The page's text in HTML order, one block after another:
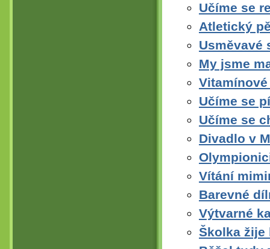
Učíme se
Atletický
Usměvavé
My jsme
Učíme se
Učíme se
Divadlo v
Vítání
Barevné
Výtvarné
Školka žije